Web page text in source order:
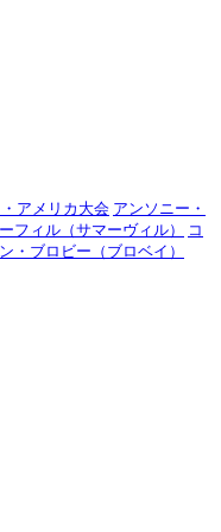
アメリカ大会 アンソニー・
フィル（サマーヴィル）
コ
・ブロビー（ブロベイ）